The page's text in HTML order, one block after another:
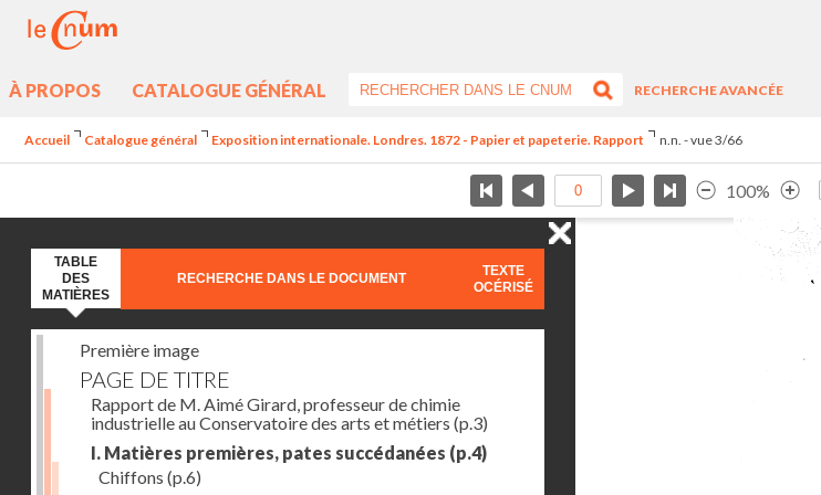
À PROPOS CATALOGUE GÉNÉRAL
RECHERCHE AVANCÉE
Accueil Catalogue général Exposition internationale. Londres. 1872 - Papier et papeterie. Rapport n.n. - vue 3/66
100%
TABLE
DES
MATIÈRES
RECHERCHE DANS LE DOCUMENT
TEXTE
OCÉRISÉ
Première image
PAGE DE TITRE
Rapport de M. Aimé Girard, professeur de chimie
industrielle au Conservatoire des arts et métiers (p.3)
I. Matières premières, pates succédanées (p.4)
Chiffons (p.6)